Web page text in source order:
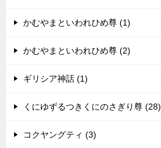
かむやまといわれひめ尊 (1)
かむやまといわれひめ尊 (2)
ギリシア神話 (1)
くにゆずるつきくにのさぎり尊 (28)
コクヤングティ (3)